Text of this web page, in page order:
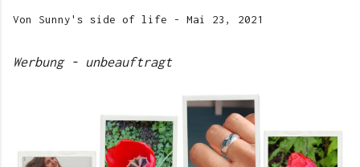
Von Sunny's side of life - Mai 23, 2021
Werbung - unbeauftragt